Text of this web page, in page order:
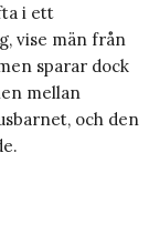
i ett
vise män från
sparar dock
mellan
och den